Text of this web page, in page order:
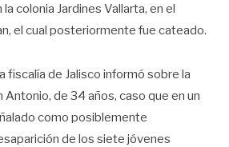
colonia Jardines Vallarta, en el
el cual posteriormente fue cateado.
fiscalía de Jalisco informó sobre la
Antonio, de 34 años, caso que en un
como posiblemente
de los siete jóvenes